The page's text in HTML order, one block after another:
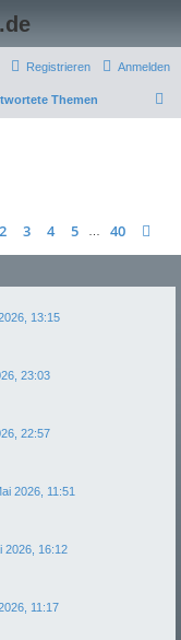
Anmelden
Registrieren
Themen
1von 40
2 3 4 5 40
13:15
23:03
22:57
2026, 11:51
2026, 16:12
11:17